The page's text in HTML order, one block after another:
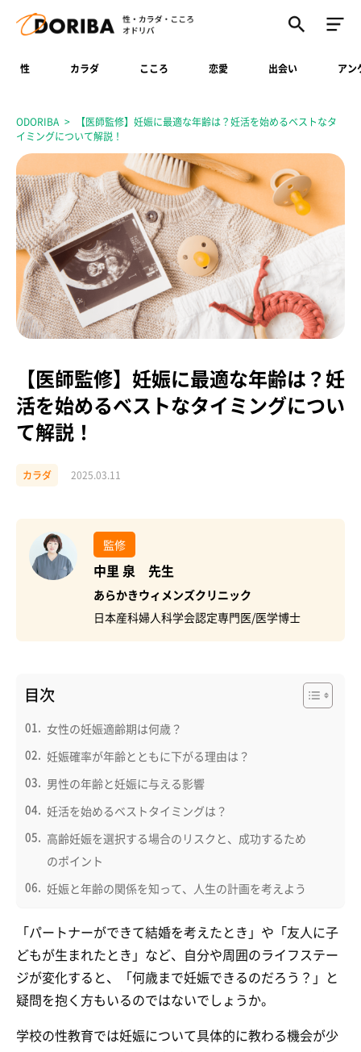
性 カラダ こころ 恋愛 出会い アン
ODORIBA
【医師監修】妊娠に最適な年齢は？妊活を始めるベストなタ
イミングについて解説！
【医師監修】妊娠に最適な年齢は？妊
活を始めるベストなタイミングについ
て解説！
カラダ 2025.03.11
監修
中里 泉 先生
あらかきウィメンズクリニック
日本産科婦人科学会認定専門医/医学博士
目次
女性の妊娠適齢期は何歳？
妊娠確率が年齢とともに下がる理由は？
男性の年齢と妊娠に与える影響
妊活を始めるベストタイミングは？
高齢妊娠を選択する場合のリスクと、成功するため
のポイント
妊娠と年齢の関係を知って、人生の計画を考えよう
「パートナーができて結婚を考えたとき」や「友人に子
どもが生まれたとき」など、自分や周囲のライフステー
ジが変化すると、「何歳まで妊娠できるのだろう？」と
疑問を抱く方もいるのではないでしょうか。
学校の性教育では妊娠について具体的に教わる機会が少